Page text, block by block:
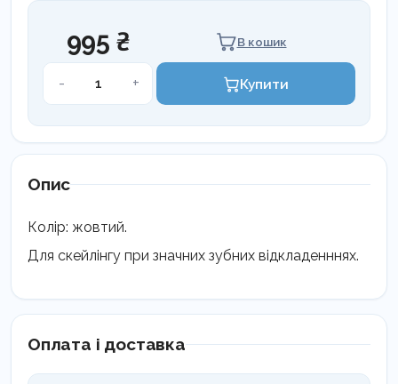
995 ₴ В кошик
-
Насадка
100
кількість
+ Купити
Опис
Колір: жовтий.
Для скейлінгу при значних зубних відкладенннях.
Оплата і доставка